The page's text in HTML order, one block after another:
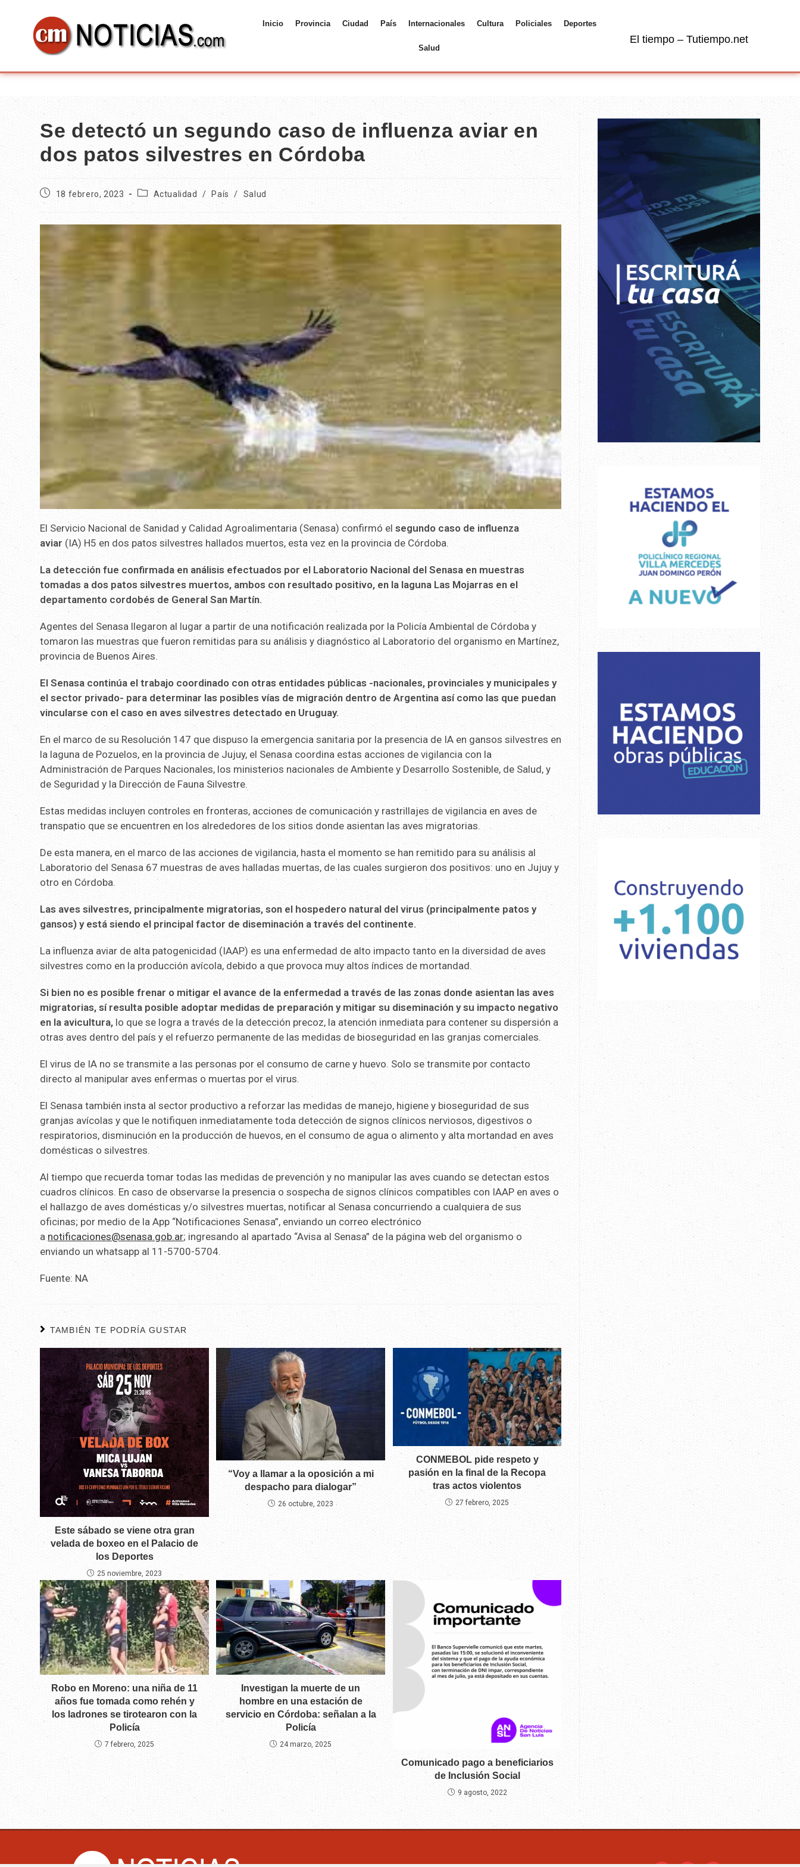
Inicio Provincia Ciudad País Internacionales Cultura Policiales Deportes
Salud
El tiempo – Tutiempo.net
Se detectó un segundo caso de influenza aviar en
dos patos silvestres en Córdoba
18 febrero, 2023 Actualidad / País / Salud
El Servicio Nacional de Sanidad y Calidad Agroalimentaria (Senasa) confirmó elsegundo caso de influenza
aviar (IA) H5 en dos patos silvestres hallados muertos, esta vez en la provincia de Córdoba.
La detección fue confirmada en análisis efectuados por el Laboratorio Nacional del Senasa en muestras
tomadas a dos patos silvestres muertos, ambos con resultado positivo, en la laguna Las Mojarras en el
departamento cordobés de General San Martín.
Agentes del Senasa llegaron al lugar a partir de una notificación realizada por la Policía Ambiental de Córdoba y
tomaron las muestras que fueron remitidas para su análisis y diagnóstico al Laboratorio del organismo en Martínez,
provincia de Buenos Aires.
El Senasa continúa el trabajo coordinado con otras entidades públicas -nacionales, provinciales y municipales y
el sector privado- para determinar las posibles vías de migración dentro de Argentina así como las que puedan
vincularse con el caso en aves silvestres detectado en Uruguay.
En el marco de su Resolución 147 que dispuso la emergencia sanitaria por la presencia de IA en gansos silvestres en
la laguna de Pozuelos, en la provincia de Jujuy, el Senasa coordina estas acciones de vigilancia con la
Administración de Parques Nacionales, los ministerios nacionales de Ambiente y Desarrollo Sostenible, de Salud, y
de Seguridad y la Dirección de Fauna Silvestre.
Estas medidas incluyen controles en fronteras, acciones de comunicación y rastrillajes de vigilancia en aves de
transpatio que se encuentren en los alrededores de los sitios donde asientan las aves migratorias.
De esta manera, en el marco de las acciones de vigilancia, hasta el momento se han remitido para su análisis al
Laboratorio del Senasa 67 muestras de aves halladas muertas, de las cuales surgieron dos positivos: uno en Jujuy y
otro en Córdoba.
Las aves silvestres, principalmente migratorias, son el hospedero natural del virus (principalmente patos y
gansos) y está siendo el principal factor de diseminación a través del continente.
La influenza aviar de alta patogenicidad (IAAP) es una enfermedad de alto impacto tanto en la diversidad de aves
silvestres como en la producción avícola, debido a que provoca muy altos índices de mortandad.
Si bien no es posible frenar o mitigar el avance de la enfermedad a través de las zonas donde asientan las aves
migratorias, sí resulta posible adoptar medidas de preparación y mitigar su diseminación y su impacto negativo
en la avicultura, lo que se logra a través de la detección precoz, la atención inmediata para contener su dispersión a
otras aves dentro del país y el refuerzo permanente de las medidas de bioseguridad en las granjas comerciales.
El virus de IA no se transmite a las personas por el consumo de carne y huevo. Solo se transmite por contacto
directo al manipular aves enfermas o muertas por el virus.
El Senasa también insta al sector productivo a reforzar las medidas de manejo, higiene y bioseguridad de sus
granjas avícolas y que le notifiquen inmediatamente toda detección de signos clínicos nerviosos, digestivos o
respiratorios, disminución en la producción de huevos, en el consumo de agua o alimento y alta mortandad en aves
domésticas o silvestres.
Al tiempo que recuerda tomar todas las medidas de prevención y no manipular las aves cuando se detectan estos
cuadros clínicos. En caso de observarse la presencia o sospecha de signos clínicos compatibles con IAAP en aves o
el hallazgo de aves domésticas y/o silvestres muertas, notificar al Senasa concurriendo a cualquiera de sus
oficinas; por medio de la App “Notificaciones Senasa”, enviando un correo electrónico
a notificaciones@senasa.gob.ar; ingresando al apartado “Avisa al Senasa” de la página web del organismo o
enviando un whatsapp al 11-5700-5704.
Fuente: NA
TAMBIÉN TE PODRÍA GUSTAR
Este sábado se viene otra gran
velada de boxeo en el Palacio de
los Deportes
25 noviembre, 2023
“Voy a llamar a la oposición a mi
despacho para dialogar”
26 octubre, 2023
CONMEBOL pide respeto y
pasión en la final de la Recopa
tras actos violentos
27 febrero, 2025
Robo en Moreno: una niña de 11
años fue tomada como rehén y
los ladrones se tirotearon con la
Policía
7 febrero, 2025
Investigan la muerte de un
hombre en una estación de
servicio en Córdoba: señalan a la
Policía
24 marzo, 2025
Comunicado pago a beneficiarios
de Inclusión Social
9 agosto, 2022